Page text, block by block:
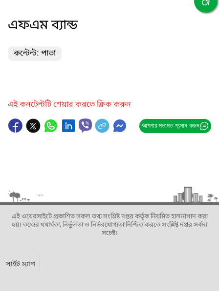
এফএম ব্যান্ড
কন্টেন্ট: পাতা
এই কনটেন্টটি শেয়ার করতে ক্লিক করুন
আপনার মতামত প্রদান করুন
এই ওয়েবসাইটে প্রকাশিত সকল তথ্য সংশ্লিষ্ট দপ্তর কর্তৃক নিয়মিত হালনাগাদ করা
হয়। তথ্যের যথার্থতা, নির্ভুলতা ও নির্ভরযোগ্যতা নিশ্চিত করতে সংশ্লিষ্ট দপ্তর সর্বদা
সচেষ্ট।
সাইট ম্যাপ